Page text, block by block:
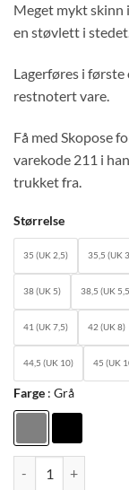
Meget mykt skinn
en støvlett i
Lagerføres i
restnotert vare.
Få med Skopose
varekode 211 i
trukket fra.
Størrelse
35 (UK 2,5) 35,5 (UK
38 (UK 5) 38,5 (UK
41 (UK 7,5) 42 (UK 8)
44,5 (UK 10) 45 (UK
Farge Grå